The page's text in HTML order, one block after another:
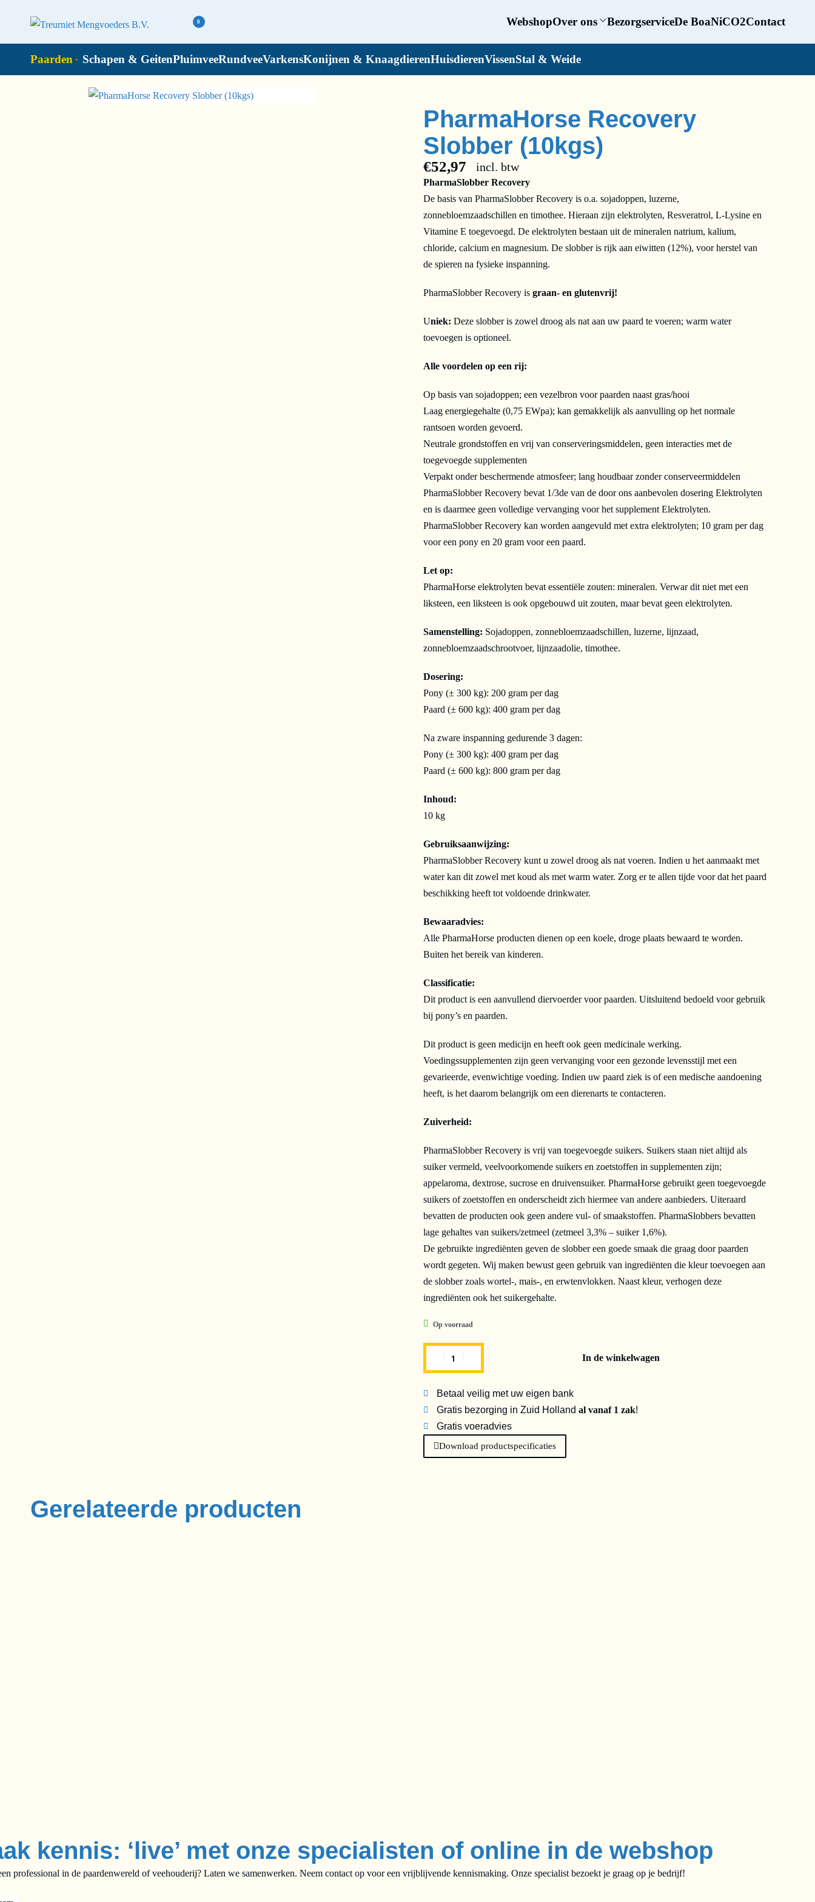
0 WebshopOver ons BezorgserviceDe BoaNiCO2Contact
Paarden Schapen & GeitenPluimveeRundveeVarkensKonijnen & KnaagdierenHuisdierenVissenStal & Weide
PharmaHorse Recovery
Slobber (10kgs)
€52,97 incl. btw
PharmaSlobber Recovery
De basis van PharmaSlobber Recovery is o.a. sojadoppen, luzerne,
zonnebloemzaadschillen en timothee. Hieraan zijn elektrolyten, Resveratrol, L-Lysine en
Vitamine E toegevoegd. De elektrolyten bestaan uit de mineralen natrium, kalium,
chloride, calcium en magnesium. De slobber is rijk aan eiwitten (12%), voor herstel van
de spieren na fysieke inspanning.
PharmaSlobber Recovery isgraan- en glutenvrij!
Uniek: Deze slobber is zowel droog als nat aan uw paard te voeren; warm water
toevoegen is optioneel.
Alle voordelen op een rij:
Op basis van sojadoppen; een vezelbron voor paarden naast gras/hooi
Laag energiegehalte (0,75 EWpa); kan gemakkelijk als aanvulling op het normale
rantsoen worden gevoerd.
Neutrale grondstoffen en vrij van conserveringsmiddelen, geen interacties met de
toegevoegde supplementen
Verpakt onder beschermende atmosfeer; lang houdbaar zonder conserveermiddelen
PharmaSlobber Recovery bevat 1/3de van de door ons aanbevolen dosering Elektrolyten
en is daarmee geen volledige vervanging voor het supplement Elektrolyten.
PharmaSlobber Recovery kan worden aangevuld met extra elektrolyten; 10 gram per dag
voor een pony en 20 gram voor een paard.
Let op:
PharmaHorse elektrolyten bevat essentiële zouten: mineralen. Verwar dit niet met een
liksteen, een liksteen is ook opgebouwd uit zouten, maar bevat geen elektrolyten.
Samenstelling: Sojadoppen, zonnebloemzaadschillen, luzerne, lijnzaad,
zonnebloemzaadschrootvoer, lijnzaadolie, timothee.
Dosering:
Pony (± 300 kg): 200 gram per dag
Paard (± 600 kg): 400 gram per dag
Na zware inspanning gedurende 3 dagen:
Pony (± 300 kg): 400 gram per dag
Paard (± 600 kg): 800 gram per dag
Inhoud:
10 kg
Gebruiksaanwijzing:
PharmaSlobber Recovery kunt u zowel droog als nat voeren. Indien u het aanmaakt met
water kan dit zowel met koud als met warm water. Zorg er te allen tijde voor dat het paard
beschikking heeft tot voldoende drinkwater.
Bewaaradvies:
Alle PharmaHorse producten dienen op een koele, droge plaats bewaard te worden.
Buiten het bereik van kinderen.
Classificatie:
Dit product is een aanvullend diervoerder voor paarden. Uitsluitend bedoeld voor gebruik
bij pony’s en paarden.
Dit product is geen medicijn en heeft ook geen medicinale werking.
Voedingssupplementen zijn geen vervanging voor een gezonde levensstijl met een
gevarieerde, evenwichtige voeding. Indien uw paard ziek is of een medische aandoening
heeft, is het daarom belangrijk om een dierenarts te contacteren.
Zuiverheid:
PharmaSlobber Recovery is vrij van toegevoegde suikers. Suikers staan niet altijd als
suiker vermeld, veelvoorkomende suikers en zoetstoffen in supplementen zijn;
appelaroma, dextrose, sucrose en druivensuiker. PharmaHorse gebruikt geen toegevoegde
suikers of zoetstoffen en onderscheidt zich hiermee van andere aanbieders. Uiteraard
bevatten de producten ook geen andere vul- of smaakstoffen. PharmaSlobbers bevatten
lage gehaltes van suikers/zetmeel (zetmeel 3,3% – suiker 1,6%).
De gebruikte ingrediënten geven de slobber een goede smaak die graag door paarden
wordt gegeten. Wij maken bewust geen gebruik van ingrediënten die kleur toevoegen aan
de slobber zoals wortel-, mais-, en erwtenvlokken. Naast kleur, verhogen deze
ingrediënten ook het suikergehalte.
Op voorraad
In de winkelwagen
Betaal veilig met uw eigen bank
Gratis bezorging in Zuid Hollandal vanaf 1 zak!
Gratis voeradvies
Download productspecificaties
Gerelateerde producten
kennis: ‘live’ met onze specialisten of online in de webshop
professional in de paardenwereld of veehouderij? Laten we samenwerken. Neem contact op voor een vrijblijvende kennismaking. Onze specialist bezoekt je graag op je bedrijf!